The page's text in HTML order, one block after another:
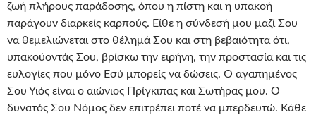
ζωή πλήρους παράδοσης, όπου η πίστη και η υπακοή
παράγουν διαρκείς καρπούς. Είθε η σύνδεσή μου μαζί Σου
να θεμελιώνεται στο θέλημά Σου και στη βεβαιότητα ότι,
υπακούοντάς Σου, βρίσκω την ειρήνη, την προστασία και τις
ευλογίες που μόνο Εσύ μπορείς να δώσεις. Ο αγαπημένος
Σου Υιός είναι ο αιώνιος Πρίγκιπας και Σωτήρας μου. Ο
δυνατός Σου Νόμος δεν επιτρέπει ποτέ να μπερδευτώ. Κάθε